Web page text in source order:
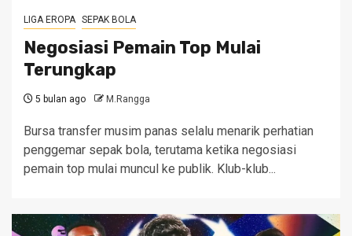
LIGA EROPA SEPAK BOLA
Negosiasi Pemain Top Mulai
Terungkap
5 bulan ago M.Rangga
Bursa transfer musim panas selalu menarik perhatian
penggemar sepak bola, terutama ketika negosiasi
pemain top mulai muncul ke publik. Klub-klub...